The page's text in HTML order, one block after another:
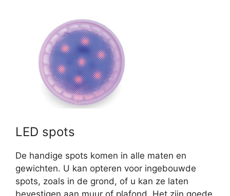
LED spots
De handige spots komen in alle maten en
gewichten. U kan opteren voor ingebouwde
spots, zoals in de grond, of u kan ze laten